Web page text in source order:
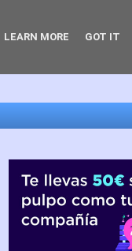
LEARN MORE GOT IT